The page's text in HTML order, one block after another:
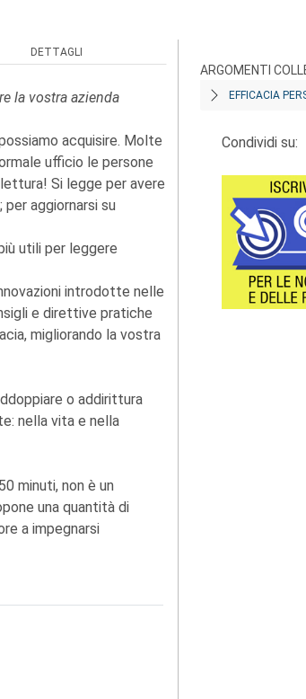
DETTAGLI
la vostra azienda
acquisire. Molte
ufficio le persone
Si legge per avere
aggiornarsi su
utili per leggere
introdotte nelle
e direttive pratiche
migliorando la vostra
o addirittura
nella vita e nella
minuti, non è un
una quantità di
a impegnarsi
ARGOMENTI
EFFICACIA
Condividi su: